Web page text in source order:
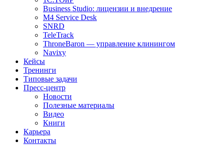
Business Studio: лицензии и внедрение
M4 Service Desk
SNRD
TeleTrack
ThroneBaron — управление клинингом
Navixy
Кейсы
Тренинги
Типовые задачи
Пресс-центр
Новости
Полезные материалы
Видео
Книги
Карьера
Контакты